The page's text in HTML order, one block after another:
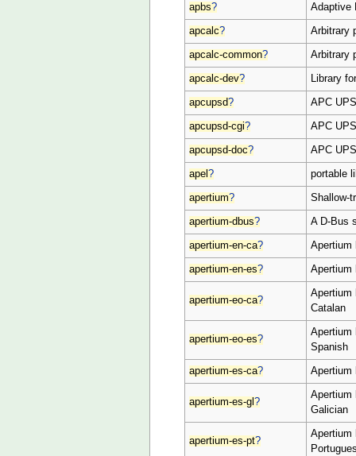
apbs? Adaptive
apcalc? Arbitrary
apcalc-common? Arbitrary
apcalc-dev? Library
apcupsd? APC
apcupsd-cgi? APC
apcupsd-doc? APC
apel? portable
apertium? Shallow-
apertium-dbus? A D-Bus
apertium-en-ca? Apertium
apertium-en-es? Apertium
apertium-eo-ca?
Apertium
Catalan
apertium-eo-es?
Apertium
Spanish
apertium-es-ca? Apertium
apertium-es-gl?
Apertium
Galician
apertium-es-pt?
Apertium